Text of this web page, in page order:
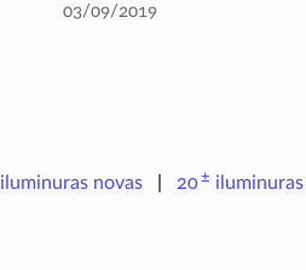
03/09/2019
iluminurasnovas 20± iluminuras